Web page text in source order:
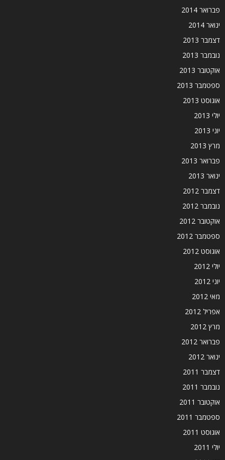
פברואר 2014
ינואר 2014
דצמבר 2013
נובמבר 2013
אוקטובר 2013
ספטמבר 2013
אוגוסט 2013
יולי 2013
יוני 2013
מרץ 2013
פברואר 2013
ינואר 2013
דצמבר 2012
נובמבר 2012
אוקטובר 2012
ספטמבר 2012
אוגוסט 2012
יולי 2012
יוני 2012
מאי 2012
אפריל 2012
מרץ 2012
פברואר 2012
ינואר 2012
דצמבר 2011
נובמבר 2011
אוקטובר 2011
ספטמבר 2011
אוגוסט 2011
יולי 2011